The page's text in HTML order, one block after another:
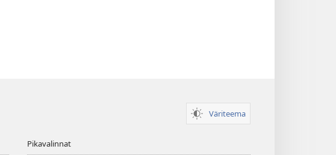
Väriteema
Pikavalinnat